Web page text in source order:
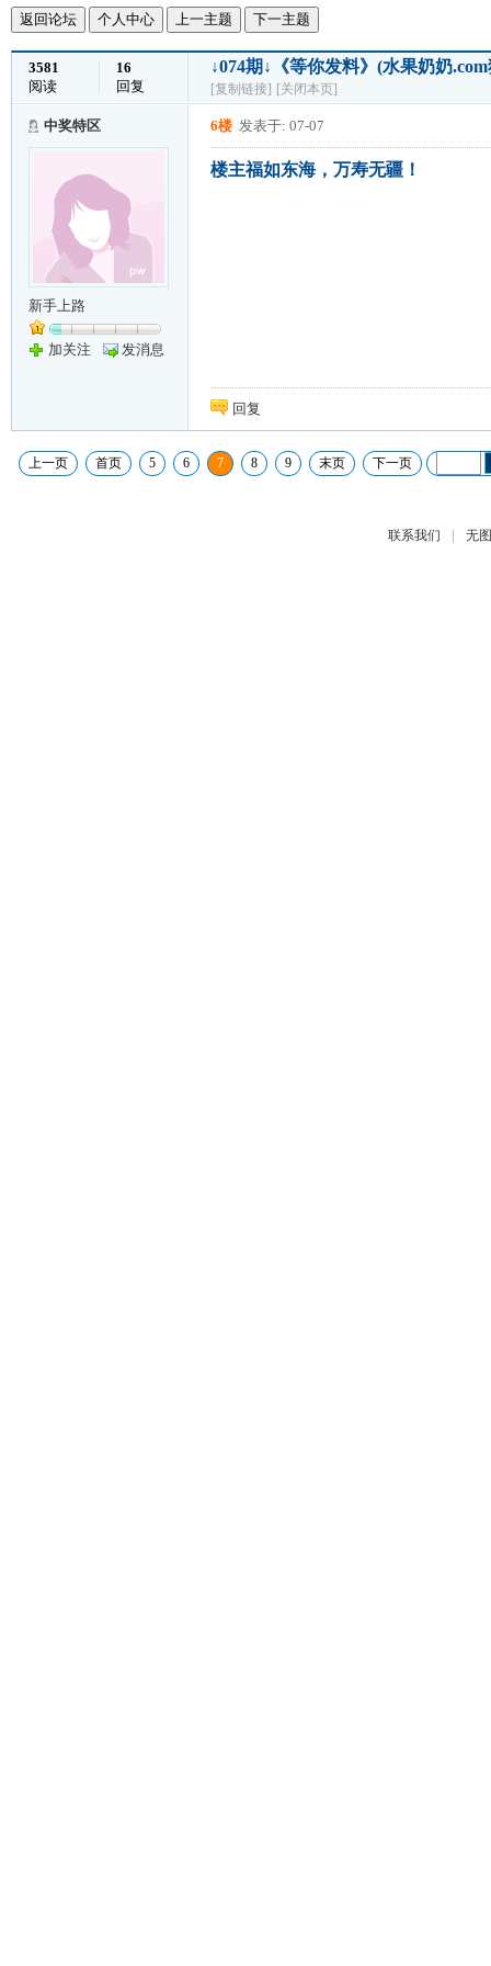
返回论坛 个人中心 上一主题 下一主题
3581
阅读
16
回复
↓074期↓《等你发料》(水果奶奶
[复制链接] [关闭本页]
中奖特区
新手上路
加关注 发消息
6楼 发表于: 07-07
楼主福如东海，万寿无疆！
回复
上一页 首页 5 6 7 8 9 末页 下一页
联系我们 | 无